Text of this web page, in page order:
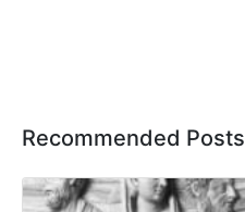
Recommended Posts